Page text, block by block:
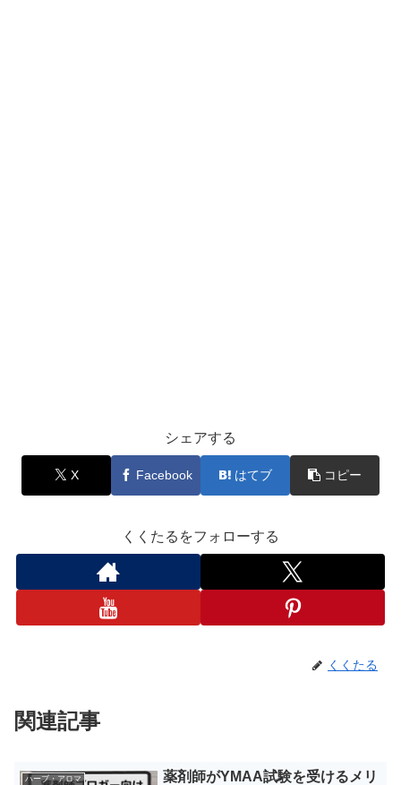
シェアする
X Facebook はてブ コピー
くくたるをフォローする
くくたる
関連記事
ハーブ・アロマ
薬剤師がYMAA試験を受けるメリ